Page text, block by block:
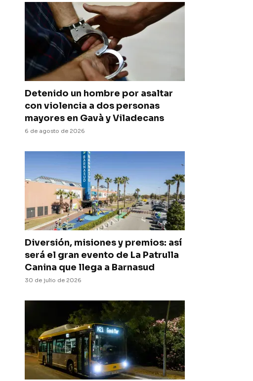
Detenido un hombre por asaltar
con violencia a dos personas
mayores en Gavà y Viladecans
6 de agosto de 2026
Diversión, misiones y premios: así
será el gran evento de La Patrulla
Canina que llega a Barnasud
30 de julio de 2026